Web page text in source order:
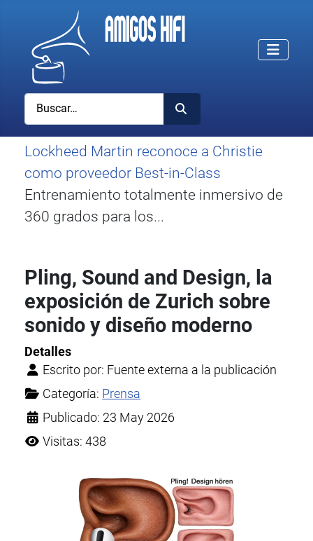
Buscar
Lockheed Martin reconoce a Christie
como proveedor Best-in-Class
Entrenamiento totalmente inmersivo de
360 grados para los...
Pling, Sound and Design, la
exposición de Zurich sobre
sonido y diseño moderno
Detalles
Escrito por: Fuente externa a la publicación
Categoría: Prensa
Publicado: 23 May 2026
Visitas: 438